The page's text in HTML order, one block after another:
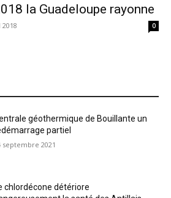
la Guadeloupe rayonne
0
géothermique de Bouillante un
partiel
septembre 2021
chlordécone détériore